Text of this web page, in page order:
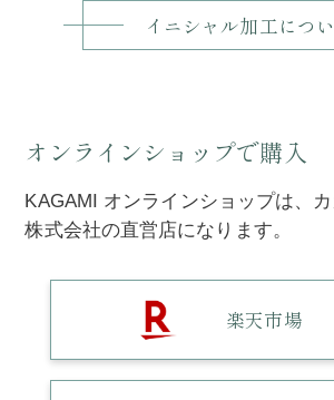
イニシャル加工につ
オンラインショップで購入
KAGAMI オンラインショップは、
株式会社の直営店になります。
楽天市場